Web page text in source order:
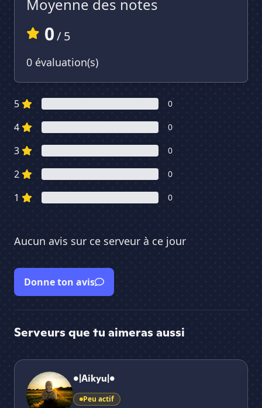
Moyenne des notes
0/ 5
0 évaluation(s)
5 0
4 0
3 0
2 0
1 0
Aucun avis sur ce serveur à ce jour
Donne ton avis
Serveurs que tu aimeras aussi
•|Aikyu|•
•|Aikyu|•
Peu actif